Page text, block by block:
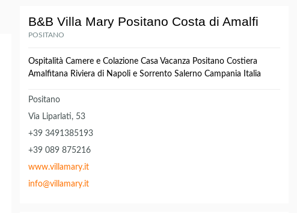
B&B Villa Mary Positano Costa di Amalfi
POSITANO
Ospitalità Camere e Colazione Casa Vacanza Positano Costiera
Amalfitana Riviera di Napoli e Sorrento Salerno Campania Italia
Positano
Via Liparlati, 53
+39 3491385193
+39 089 875216
www.villamary.it
info@villamary.it